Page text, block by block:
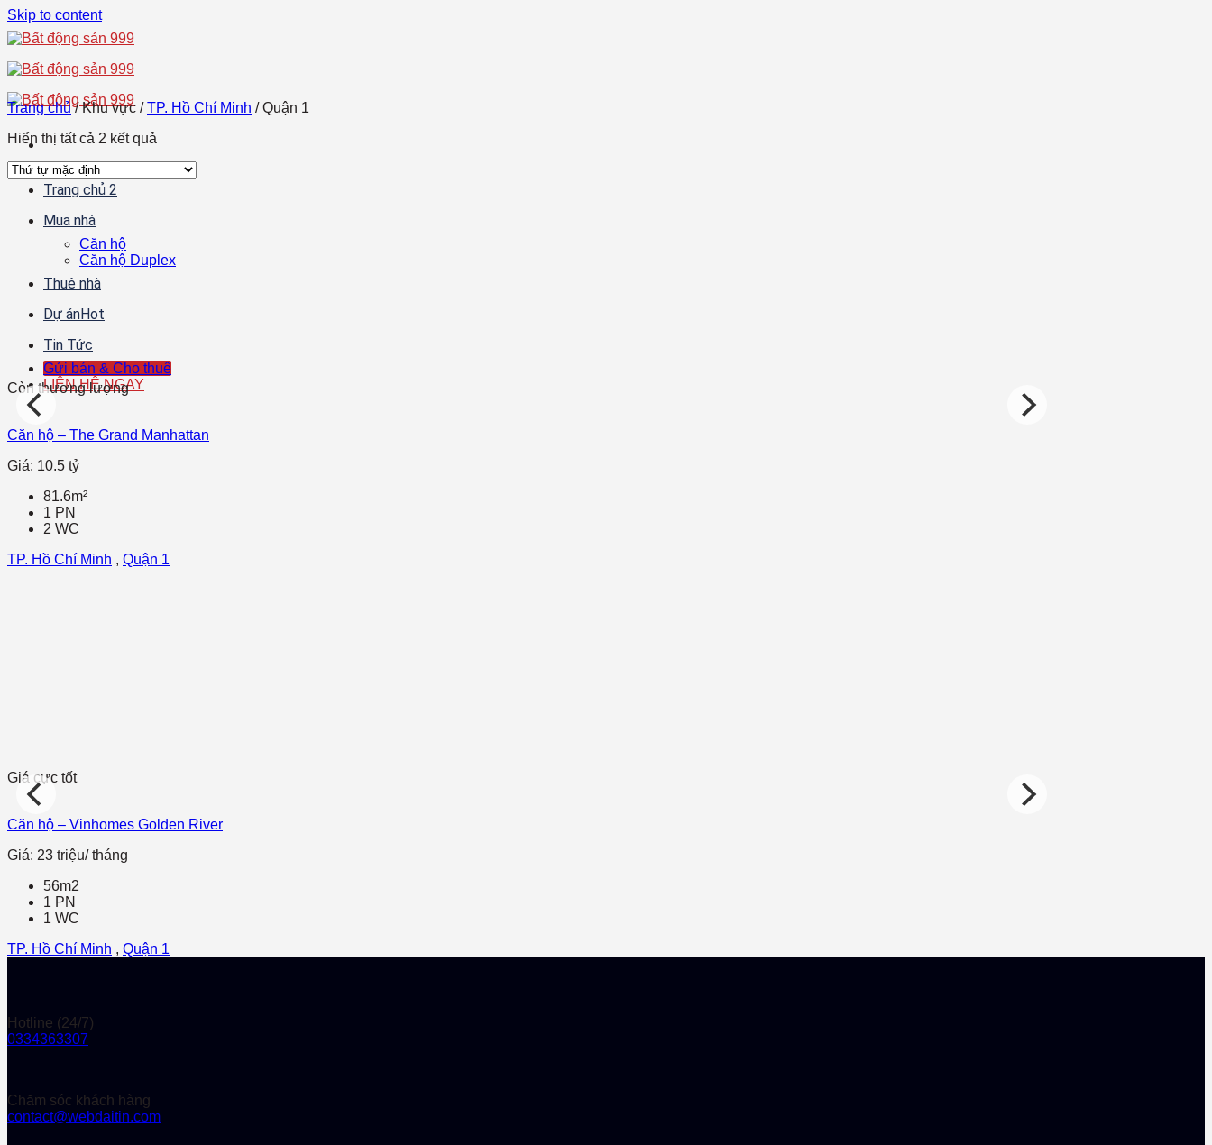
Skip to content
Trang chủ 2
Mua nhà
Căn hộ
Căn hộ Duplex
Thuê nhà
Dự án
Tin Tức
Gửi bán & Cho thuê
LIÊN HỆ NGAY
Trang chủ /Khu vực / TP. Hồ Chí Minh /Quận 1
Hiển thị tất cả 2 kết quả
Còn thương lượng
Căn hộ – The Grand Manhattan
Giá: 10.5 tỷ
81.6m²
1 PN
2 WC
TP. Hồ Chí Minh , Quận 1
Giá cực tốt
Căn hộ – Vinhomes Golden River
Giá: 23 triệu/ tháng
56m2
1 PN
1 WC
TP. Hồ Chí Minh , Quận 1
Hotline (24/7)
0334363307
Chăm sóc khách hàng
contact@webdaitin.com